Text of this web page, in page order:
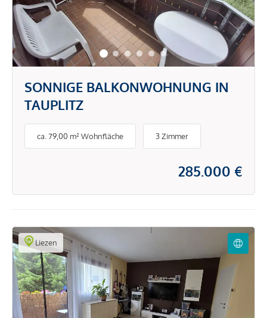
SONNIGE BALKONWOHNUNG IN
TAUPLITZ
ca. 79,00 m² Wohnfläche 3 Zimmer
285.000 €
Liezen